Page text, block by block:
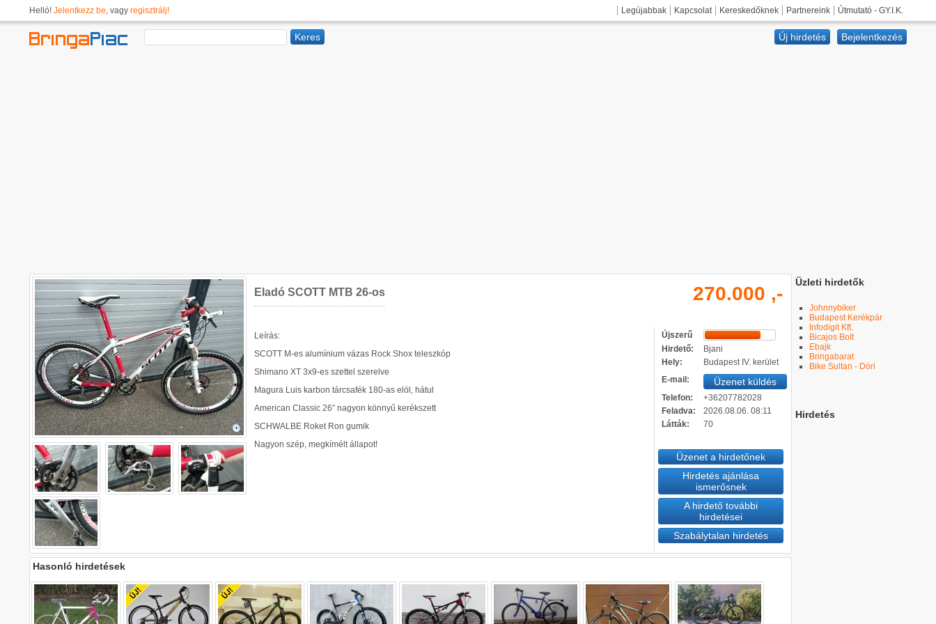
Helló! Jelentkezz be, vagy regisztrálj! Útmutató - GY.I.K.
Partnereink
Kereskedőknek
Kapcsolat
Legújabbak
Bejelentkezés
Új hirdetés
Üzleti hirdetők
Johnnybiker
Budapest Kerékpár
Infodigit Kft.
Bicajos Bolt
Ebajk
Bringabarat
Bike Sultan - Dóri
Hirdetés
Eladó SCOTT MTB 26-os 270.000 ,-
Leírás:
SCOTT M-es alumínium vázas Rock Shox teleszkóp
Shimano XT 3x9-es szettel szerelve
Magura Luis karbon tárcsafék 180-as elöl, hátul
American Classic 26” nagyon könnyű kerékszett
SCHWALBE Roket Ron gumik
Nagyon szép, megkímélt állapot!
Újszerű
Hirdető:
Bjani
Hely:
Budapest IV. kerület
E-mail:
Üzenet küldés
Telefon:
+36207782028
Feladva:
2026.08.06. 08:11
Látták:
70
Üzenet a hirdetőnek
Hirdetés ajánlása
ismerősnek
A hirdető további
hirdetései
Szabálytalan hirdetés
Hasonló hirdetések